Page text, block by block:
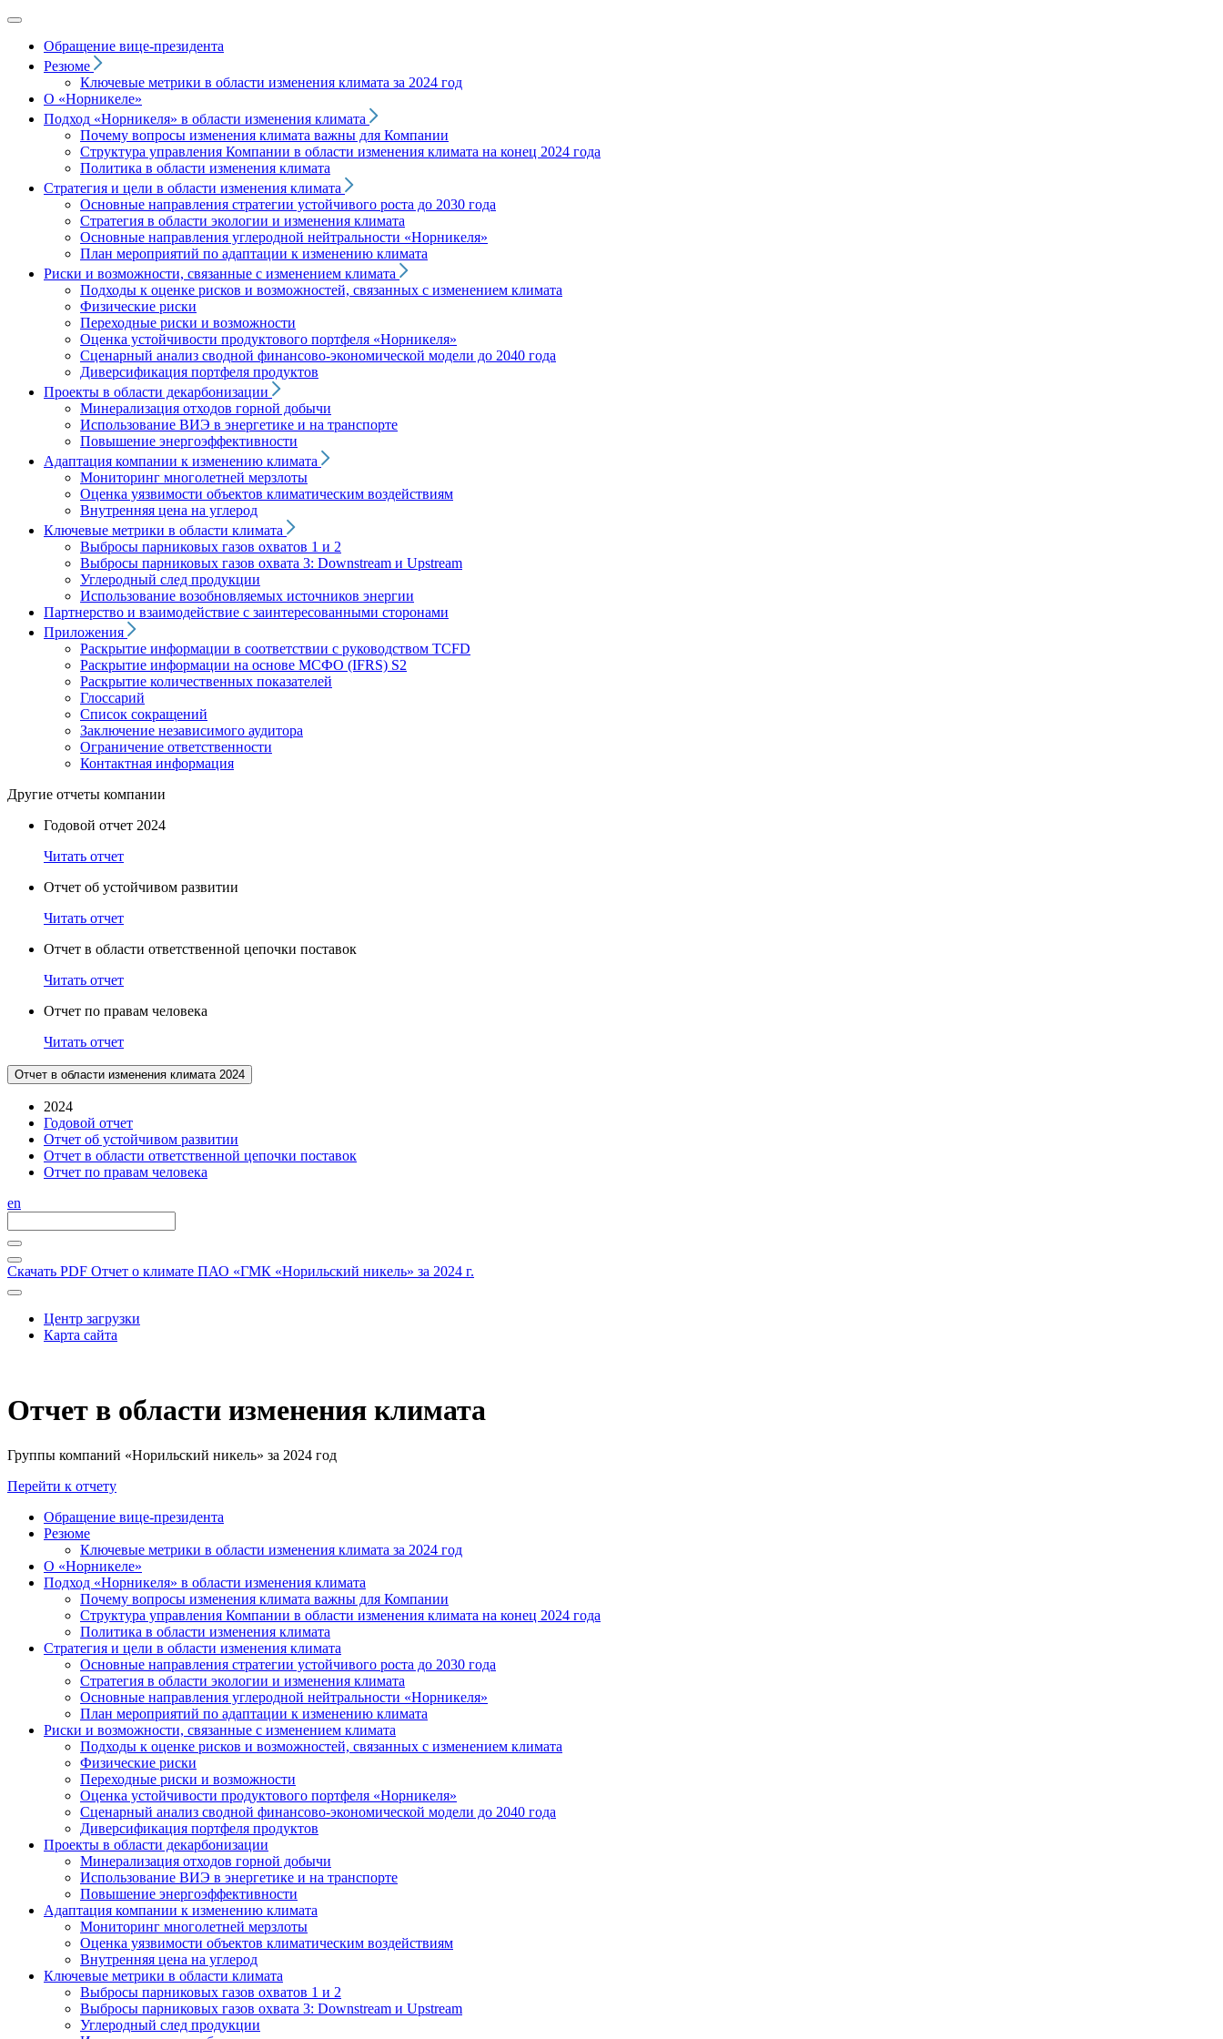
Обращение вице‑президента
Резюме
Ключевые метрики в области изменения климата за 2024 год
О «Норникеле»
Подход «Норникеля» в области изменения климата
Почему вопросы изменения климата важны для Компании
Структура управления Компании в области изменения климата на конец 2024 года
Политика в области изменения климата
Стратегия и цели в области изменения климата
Основные направления стратегии устойчивого роста до 2030 года
Стратегия в области экологии и изменения климата
Основные направления углеродной нейтральности «Норникеля»
План мероприятий по адаптации к изменению климата
Риски и возможности, связанные с изменением климата
Подходы к оценке рисков и возможностей, связанных с изменением климата
Физические риски
Переходные риски и возможности
Оценка устойчивости продуктового портфеля «Норникеля»
Сценарный анализ сводной финансово-экономической модели до 2040 года
Диверсификация портфеля продуктов
Проекты в области декарбонизации
Минерализация отходов горной добычи
Использование ВИЭ в энергетике и на транспорте
Повышение энергоэффективности
Адаптация компании к изменению климата
Мониторинг многолетней мерзлоты
Оценка уязвимости объектов климатическим воздействиям
Внутренняя цена на углерод
Ключевые метрики в области климата
Выбросы парниковых газов охватов 1 и 2
Выбросы парниковых газов охвата 3: Downstream и Upstream
Углеродный след продукции
Использование возобновляемых источников энергии
Партнерство и взаимодействие с заинтересованными сторонами
Приложения
Раскрытие информации в соответствии с руководством TCFD
Раскрытие информации на основе МСФО (IFRS) S2
Раскрытие количественных показателей
Глоссарий
Список сокращений
Заключение независимого аудитора
Ограничение ответственности
Контактная информация
Другие отчеты компании
Годовой отчет 2024
Читать отчет
Отчет об устойчивом развитии
Читать отчет
Отчет в области ответственной цепочки поставок
Читать отчет
Отчет по правам человека
Читать отчет
Отчет в области изменения климата 2024
2024
Годовой отчет
Отчет об устойчивом развитии
Отчет в области ответственной цепочки поставок
Отчет по правам человека
en
Скачать PDF Отчет о климате ПАО «ГМК «Норильский никель» за 2024 г.
Центр загрузки
Карта сайта
Отчет в области изменения климата
Группы компаний «Норильский никель» за 2024 год
Перейти к отчету
Обращение вице-президента
Резюме
Ключевые метрики в области изменения климата за 2024 год
О «Норникеле»
Подход «Норникеля» в области изменения климата
Почему вопросы изменения климата важны для Компании
Структура управления Компании в области изменения климата на конец 2024 года
Политика в области изменения климата
Стратегия и цели в области изменения климата
Основные направления стратегии устойчивого роста до 2030 года
Стратегия в области экологии и изменения климата
Основные направления углеродной нейтральности «Норникеля»
План мероприятий по адаптации к изменению климата
Риски и возможности, связанные с изменением климата
Подходы к оценке рисков и возможностей, связанных с изменением климата
Физические риски
Переходные риски и возможности
Оценка устойчивости продуктового портфеля «Норникеля»
Сценарный анализ сводной финансово-экономической модели до 2040 года
Диверсификация портфеля продуктов
Проекты в области декарбонизации
Минерализация отходов горной добычи
Использование ВИЭ в энергетике и на транспорте
Повышение энергоэффективности
Адаптация компании к изменению климата
Мониторинг многолетней мерзлоты
Оценка уязвимости объектов климатическим воздействиям
Внутренняя цена на углерод
Ключевые метрики в области климата
Выбросы парниковых газов охватов 1 и 2
Выбросы парниковых газов охвата 3: Downstream и Upstream
Углеродный след продукции